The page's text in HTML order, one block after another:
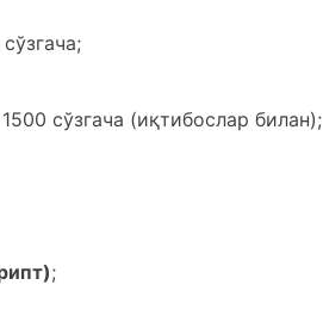
сўзгача (иқтибослар билан);
;